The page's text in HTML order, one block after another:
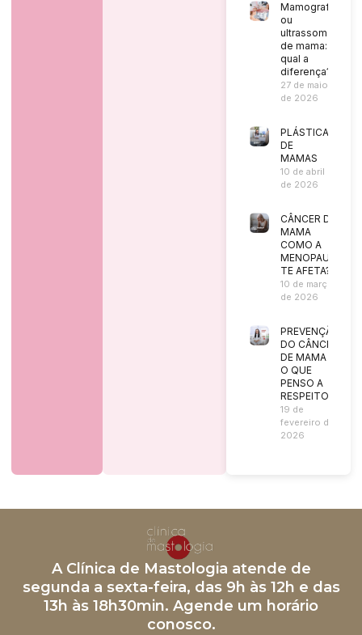
Mamografia
ou
ultrassom
de mama:
qual a
diferença?
27 de maio
de 2026
PLÁSTICA
DE
MAMAS
10 de abril
de 2026
CÂNCER DE
MAMA
COMO A
MENOPAUSA
TE AFETA?
10 de março
de 2026
PREVENÇÃO
DO CÂNCER
DE MAMA |
O QUE
PENSO A
RESPEITO?
19 de
fevereiro de
2026
A Clínica de Mastologia atende de
segunda a sexta-feira, das 9h às 12h e das
13h às 18h30min. Agende um horário
conosco.